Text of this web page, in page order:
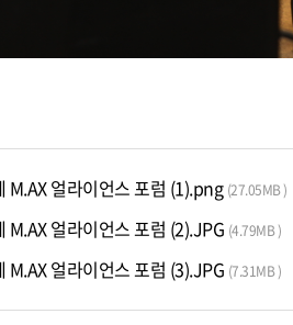
M.AX 얼라이언스 포럼 (1).png (27.05MB )
얼라이언스 포럼 (2).JPG (4.79MB )
얼라이언스 포럼 (3).JPG (7.31MB )